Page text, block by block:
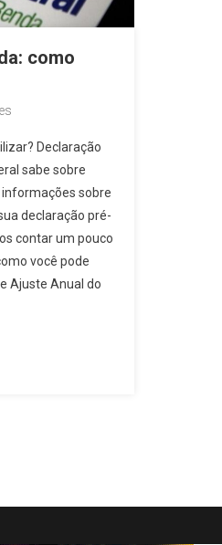
como
Declaração
sabe sobre
sobre
declaração pré-
contar um pouco
você pode
Ajuste Anual do